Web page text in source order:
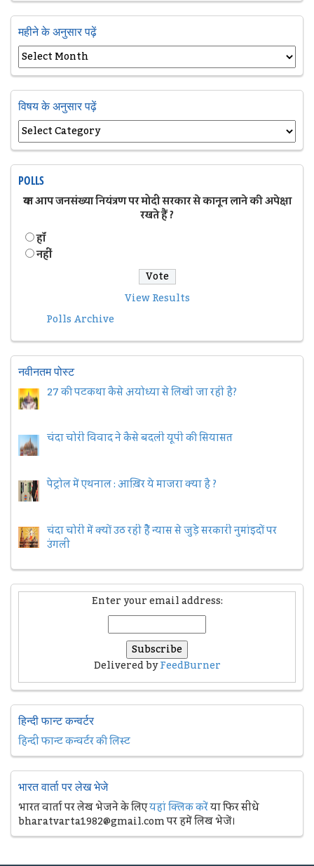
महीने के अनुसार पढ़ें
विषय के अनुसार पढ़ें
POLLS
क्या आप जनसंख्या नियंत्रण पर मोदी सरकार से कानून लाने की अपेक्षा
रखते हैं ?
हॉं
नहीं
View Results
Polls Archive
नवीनतम पोस्ट
27 की पटकथा कैसे अयोध्या से लिखी जा रही है?
चंदा चोरी विवाद ने कैसे बदली यूपी की सियासत
पेट्रोल में एथनाल : आख़िर ये माजरा क्या है ?
चंदा चोरी में क्यों उठ रही हैैं न्यास से जुड़े सरकारी नुमांइदों पर
उंगली
Enter your email address:
Delivered byFeedBurner
हिन्दी फान्ट कन्वर्टर
हिन्दी फान्ट कन्वर्टर की लिस्ट
भारत वार्ता पर लेख भेजे
भारत वार्ता पर लेख भेजने के लिएयहां क्लिक करेंया फिर सीधे
bharatvarta1982@gmail.com पर हमें लिख भेजें।